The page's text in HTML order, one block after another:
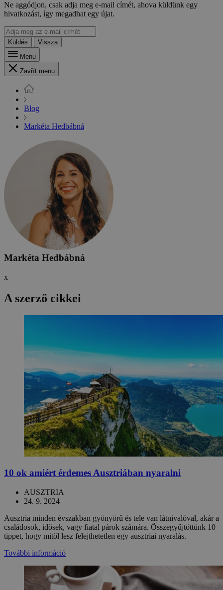
Ne aggódjon, csak adja meg e-mail címét, ahova küldünk egy
hivatkozást, így megadhat egy újat.
Küldés
Vissza
Menu
Zavřít menu
Blog
Markéta Hedbábná
Markéta Hedbábná
x
A szerző cikkei
10 ok amiért érdemes Ausztriában nyaralni
AUSZTRIA
24. 9. 2024
Ausztria minden évszakban gyönyörű és tele van látnivalóval, akár a
családosok, idősek, vagy fiatal párok számára. Összegyűjtöttünk 10
tippet, hogy mitől lesz felejthetetlen egy ausztriai nyaralás.
További információ